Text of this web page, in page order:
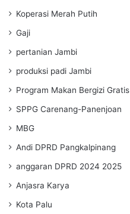
Koperasi Merah Putih
Gaji
pertanian Jambi
produksi padi Jambi
Program Makan Bergizi Gratis
SPPG Carenang-Panenjoan
MBG
Andi DPRD Pangkalpinang
anggaran DPRD 2024 2025
Anjasra Karya
Kota Palu